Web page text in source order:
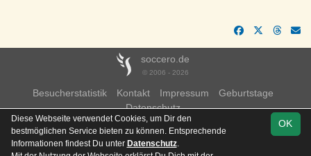
soccero.de
© 2006 - 2026
Besucherstatistik Kontakt Impressum
Geburtstage
Datenschutz
OK
Diese Webseite verwendet Cookies, um Dir den
bestmöglichen Service bieten zu können. Entsprechende
Informationen findest Du unter Datenschutz.